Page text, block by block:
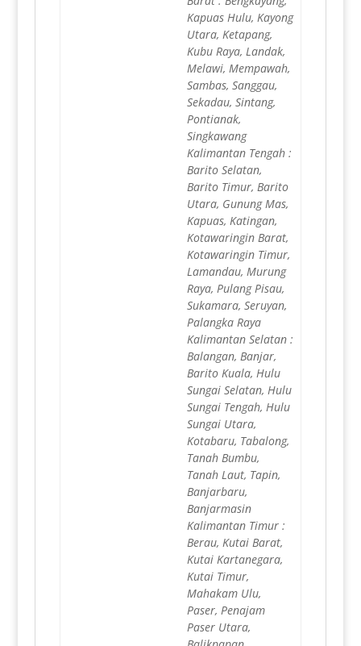
Kapuas Hulu, Kayong
Utara, Ketapang,
Kubu Raya, Landak,
Melawi, Mempawah,
Sambas, Sanggau,
Sekadau, Sintang,
Pontianak,
Singkawang
Kalimantan Tengah :
Barito Selatan,
Barito Timur, Barito
Utara, Gunung Mas,
Kapuas, Katingan,
Kotawaringin Barat,
Kotawaringin Timur,
Lamandau, Murung
Raya, Pulang Pisau,
Sukamara, Seruyan,
Palangka Raya
Kalimantan Selatan :
Balangan, Banjar,
Barito Kuala, Hulu
Sungai Selatan, Hulu
Sungai Tengah, Hulu
Sungai Utara,
Kotabaru, Tabalong,
Tanah Bumbu,
Tanah Laut, Tapin,
Banjarbaru,
Banjarmasin
Kalimantan Timur :
Berau, Kutai Barat,
Kutai Kartanegara,
Kutai Timur,
Mahakam Ulu,
Paser, Penajam
Paser Utara,